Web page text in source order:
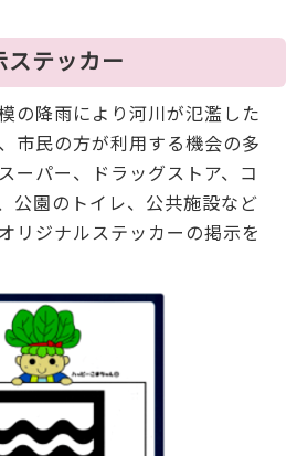
テッカー
の降雨により河川が氾濫した
市民の方が利用する機会の多
ーパー、ドラッグストア、コ
公園のトイレ、公共施設など
リジナルステッカーの掲示を